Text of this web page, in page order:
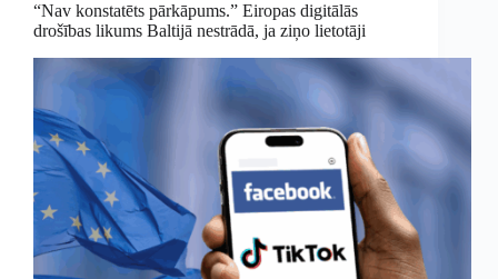
“Nav konstatēts pārkāpums.” Eiropas digitālās
drošības likums Baltijā nestrādā, ja ziņo lietotāji